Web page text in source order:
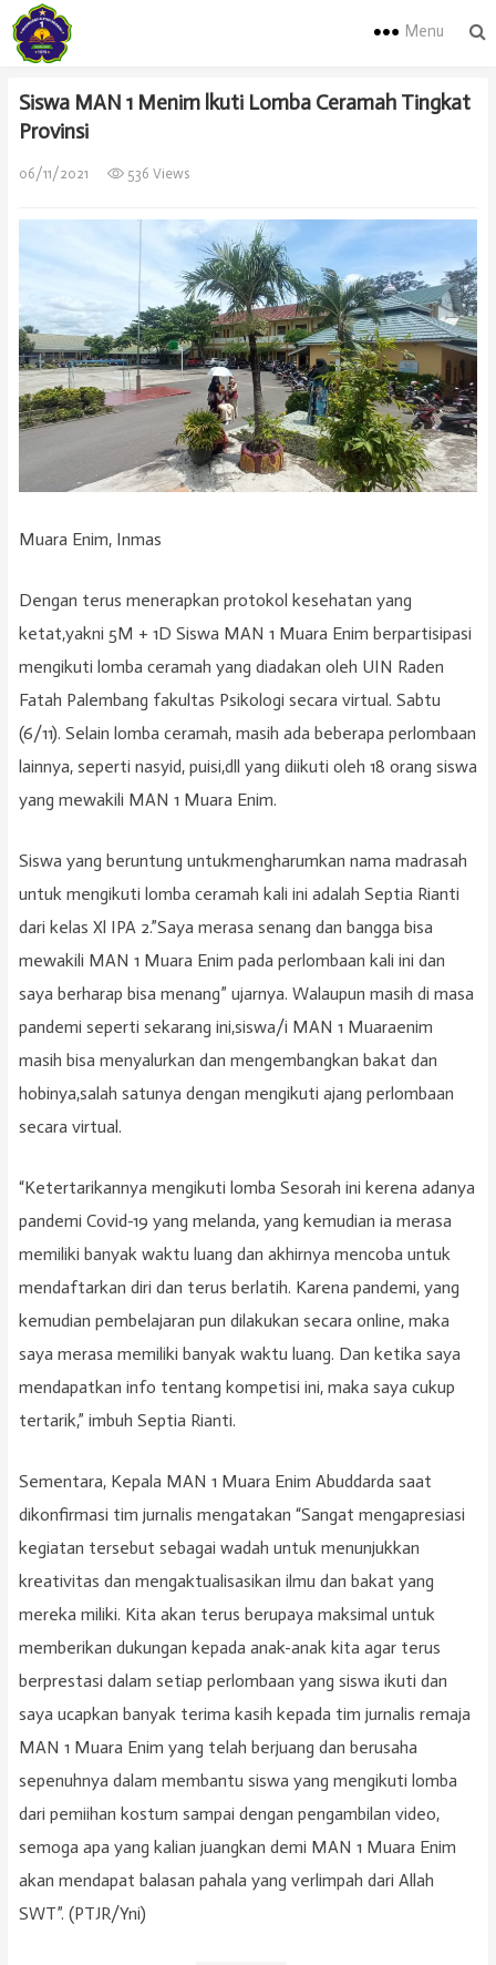
Menu
Siswa MAN 1 Menim lkuti Lomba Ceramah Tingkat
Provinsi
06/11/2021 536 Views
Muara Enim, Inmas
Dengan terus menerapkan protokol kesehatan yang
ketat,yakni 5M + 1D Siswa MAN 1 Muara Enim berpartisipasi
mengikuti lomba ceramah yang diadakan oleh UIN Raden
Fatah Palembang fakultas Psikologi secara virtual. Sabtu
(6/11). Selain lomba ceramah, masih ada beberapa perlombaan
lainnya, seperti nasyid, puisi,dll yang diikuti oleh 18 orang siswa
yang mewakili MAN 1 Muara Enim.
Siswa yang beruntung untukmengharumkan nama madrasah
untuk mengikuti lomba ceramah kali ini adalah Septia Rianti
dari kelas Xl IPA 2.”Saya merasa senang dan bangga bisa
mewakili MAN 1 Muara Enim pada perlombaan kali ini dan
saya berharap bisa menang” ujarnya. Walaupun masih di masa
pandemi seperti sekarang ini,siswa/i MAN 1 Muaraenim
masih bisa menyalurkan dan mengembangkan bakat dan
hobinya,salah satunya dengan mengikuti ajang perlombaan
secara virtual.
“Ketertarikannya mengikuti lomba Sesorah ini kerena adanya
pandemi Covid-19 yang melanda, yang kemudian ia merasa
memiliki banyak waktu luang dan akhirnya mencoba untuk
mendaftarkan diri dan terus berlatih. Karena pandemi, yang
kemudian pembelajaran pun dilakukan secara online, maka
saya merasa memiliki banyak waktu luang. Dan ketika saya
mendapatkan info tentang kompetisi ini, maka saya cukup
tertarik,” imbuh Septia Rianti.
Sementara, Kepala MAN 1 Muara Enim Abuddarda saat
dikonfirmasi tim jurnalis mengatakan “Sangat mengapresiasi
kegiatan tersebut sebagai wadah untuk menunjukkan
kreativitas dan mengaktualisasikan ilmu dan bakat yang
mereka miliki. Kita akan terus berupaya maksimal untuk
memberikan dukungan kepada anak-anak kita agar terus
berprestasi dalam setiap perlombaan yang siswa ikuti dan
saya ucapkan banyak terima kasih kepada tim jurnalis remaja
MAN 1 Muara Enim yang telah berjuang dan berusaha
sepenuhnya dalam membantu siswa yang mengikuti lomba
dari pemiihan kostum sampai dengan pengambilan video,
semoga apa yang kalian juangkan demi MAN 1 Muara Enim
akan mendapat balasan pahala yang verlimpah dari Allah
SWT”. (PTJR/Yni)